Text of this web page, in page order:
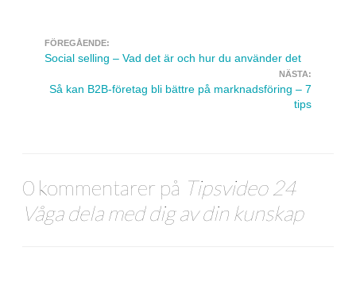
Navigera inlägg
FÖREGÅENDE:
Social selling – Vad det är och hur du använder det
NÄSTA:
Så kan B2B-företag bli bättre på marknadsföring – 7
tips
0 kommentarer på Tipsvideo 24
Våga dela med dig av din kunskap